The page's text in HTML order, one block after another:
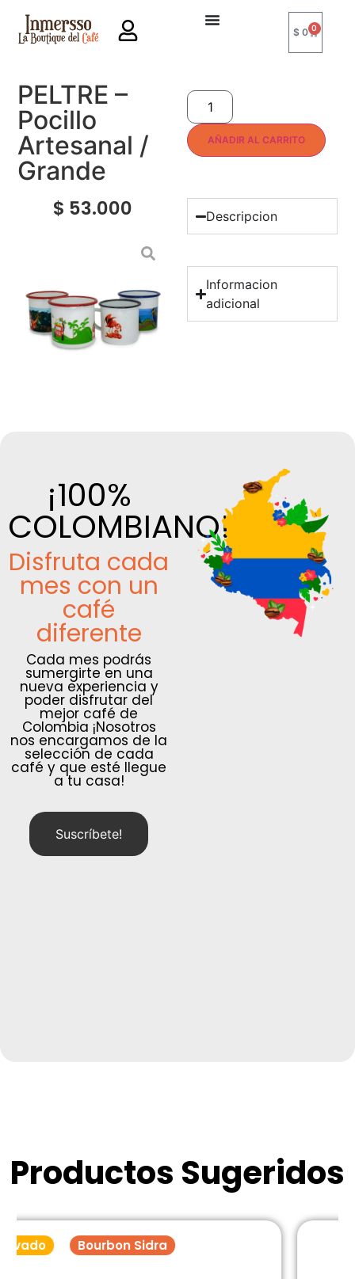
$0 0
PELTRE –
Pocillo
Artesanal /
Grande
$ 53.000
AÑADIR AL CARRITO
Descripcion
Informacion
adicional
¡100%
COLOMBIANO!
Disfruta cada
mes con un
café
diferente
Cada mes podrás
sumergirte en una
nueva experiencia y
poder disfrutar del
mejor café de
Colombia ¡Nosotros
nos encargamos de la
selección de cada
café y que esté llegue
a tu casa!
Suscríbete!
Productos Sugeridos